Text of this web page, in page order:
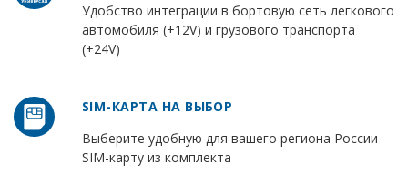
Удобство интеграции в бортовую сеть легкового
автомобиля (+12V) и грузового транспорта
(+24V)
SIM-КАРТА НА ВЫБОР
Выберите удобную для вашего региона России
SIM-карту из комплекта